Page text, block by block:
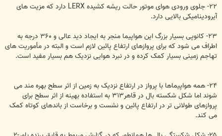
۲۲- جلوی ورودی هوای موتور حالت ریشه کشیده LERX دارد که مزیت های
آیرودینامیکی بالایی دارد.
۲۳- کانوپی بسیار بزرگ این هواپیما منجر به ایجاد دید عالی و ۳۶۰ درجه به
اطراف می شود که برای پروازهای ارتفاع پائین لازم است و البته در مأموریت های
تهاجم زمینی بسیار کمک کرده و در نبرد هوایی نزدیک هم بسیار مفید است.
۲۴- همه هواپیماها با پرواز در ارتفاع نزدیک به زمین از اثر سطح بهره مند می
شوند اما شکل شکسته بال در قاهر۳۱۳ به استفاده بهینه از اثر سطح برای
پروازهای طولانی تر در ارتفاع پائین و نشست و برخاست از باندهای کوتاه کمک
می کند.